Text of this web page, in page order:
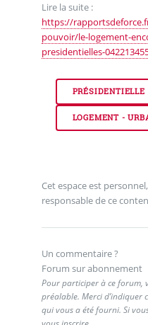
Lire la suite :
https://
pouvoir/le-logement-
presidentielles-
PRÉSIDENTIELLE
LOGEMENT -
Cet espace est
responsable de ce
Un commentaire ?
Forum sur abonnement
Pour participer à ce forum,
préalable. Merci d’indiquer
qui vous a été fourni. Si